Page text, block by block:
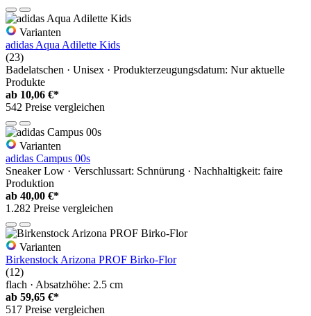
Varianten
adidas Aqua Adilette Kids
(23)
Badelatschen · Unisex · Produkterzeugungsdatum: Nur aktuelle
Produkte
ab 10,06 €*
542 Preise vergleichen
Varianten
adidas Campus 00s
Sneaker Low · Verschlussart: Schnürung · Nachhaltigkeit: faire
Produktion
ab 40,00 €*
1.282 Preise vergleichen
Varianten
Birkenstock Arizona PROF Birko-Flor
(12)
flach · Absatzhöhe: 2.5 cm
ab 59,65 €*
517 Preise vergleichen